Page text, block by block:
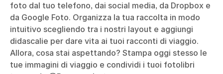
foto dal tuo telefono, dai social media, da Dropbox e
da Google Foto. Organizza la tua raccolta in modo
intuitivo scegliendo tra i nostri layout e aggiungi
didascalie per dare vita ai tuoi racconti di viaggio.
Allora, cosa stai aspettando? Stampa oggi stesso le
tue immagini di viaggio e condividi i tuoi fotolibri